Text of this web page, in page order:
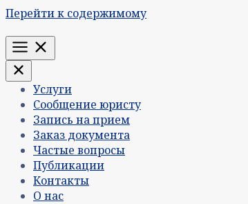
Перейти к содержимому
Меню
Услуги
Сообщение юристу
Запись на прием
Заказ документа
Частые вопросы
Публикации
Контакты
О нас